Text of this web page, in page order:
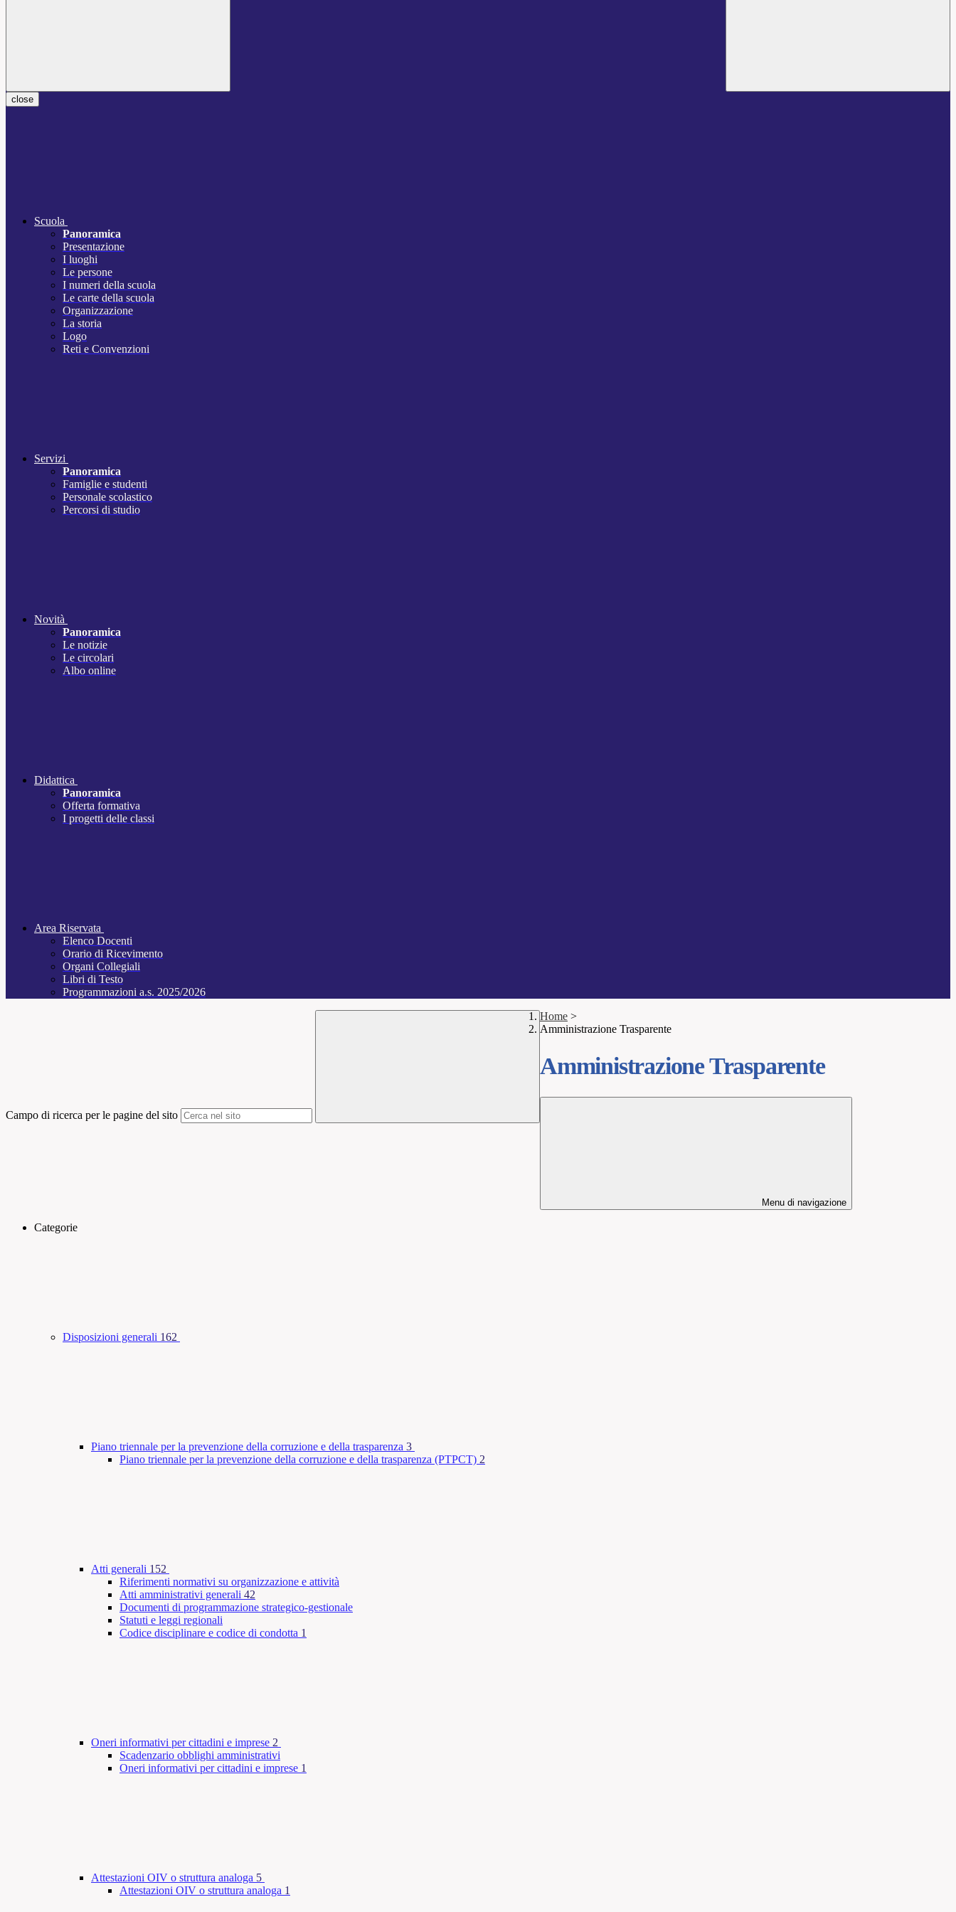
close
Scuola
Panoramica
Presentazione
I luoghi
Le persone
I numeri della scuola
Le carte della scuola
Organizzazione
La storia
Logo
Reti e Convenzioni
Servizi
Panoramica
Famiglie e studenti
Personale scolastico
Percorsi di studio
Novità
Panoramica
Le notizie
Le circolari
Albo online
Didattica
Panoramica
Offerta formativa
I progetti delle classi
Area Riservata
Elenco Docenti
Orario di Ricevimento
Organi Collegiali
Libri di Testo
Programmazioni a.s. 2025/2026
Campo di ricerca per le pagine del sito
Home >
Amministrazione Trasparente
Amministrazione Trasparente
Menu di navigazione
Categorie
Disposizioni generali 162
Piano triennale per la prevenzione della corruzione e della trasparenza 3
Piano triennale per la prevenzione della corruzione e della trasparenza (PTPCT) 2
Atti generali 152
Riferimenti normativi su organizzazione e attività
Atti amministrativi generali 42
Documenti di programmazione strategico-gestionale
Statuti e leggi regionali
Codice disciplinare e codice di condotta 1
Oneri informativi per cittadini e imprese 2
Scadenzario obblighi amministrativi
Oneri informativi per cittadini e imprese 1
Attestazioni OIV o struttura analoga 5
Attestazioni OIV o struttura analoga 1